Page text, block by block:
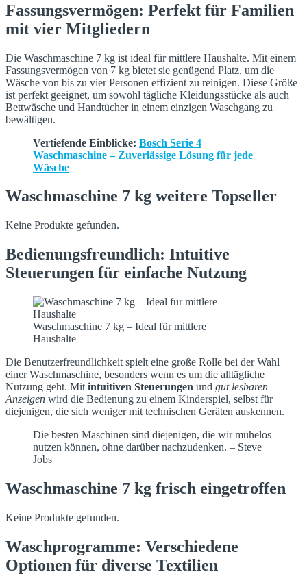
Fassungsvermögen: Perfekt für Familien
mit vier Mitgliedern
Die Waschmaschine 7 kg ist ideal für mittlere Haushalte. Mit einem
Fassungsvermögen von 7 kg bietet sie genügend Platz, um die
Wäsche von bis zu vier Personen effizient zu reinigen. Diese Größe
ist perfekt geeignet, um sowohl tägliche Kleidungsstücke als auch
Bettwäsche und Handtücher in einem einzigen Waschgang zu
bewältigen.
Vertiefende Einblicke: Bosch Serie 4
Waschmaschine – Zuverlässige Lösung für jede
Wäsche
Waschmaschine 7 kg weitere Topseller
Keine Produkte gefunden.
Bedienungsfreundlich: Intuitive
Steuerungen für einfache Nutzung
Waschmaschine 7 kg – Ideal für mittlere
Haushalte
Die Benutzerfreundlichkeit spielt eine große Rolle bei der Wahl
einer Waschmaschine, besonders wenn es um die alltägliche
Nutzung geht. Mit intuitiven Steuerungen und gut lesbaren
Anzeigen wird die Bedienung zu einem Kinderspiel, selbst für
diejenigen, die sich weniger mit technischen Geräten auskennen.
Die besten Maschinen sind diejenigen, die wir mühelos
nutzen können, ohne darüber nachzudenken. – Steve
Jobs
Waschmaschine 7 kg frisch eingetroffen
Keine Produkte gefunden.
Waschprogramme: Verschiedene
Optionen für diverse Textilien